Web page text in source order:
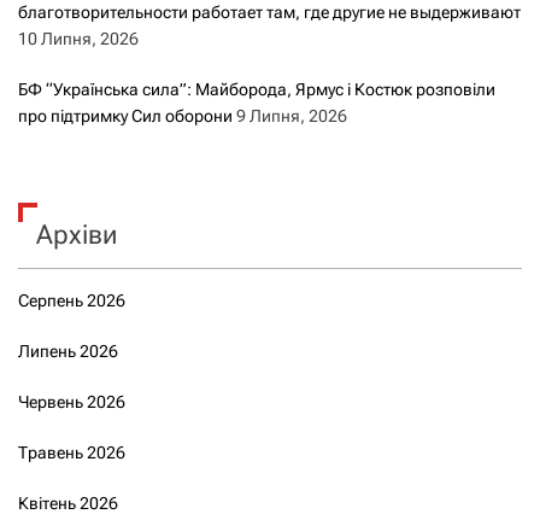
благотворительности работает там, где другие не выдерживают
10 Липня, 2026
БФ “Українська сила”: Майборода, Ярмус і Костюк розповіли
про підтримку Сил оборони 9 Липня, 2026
Архіви
Серпень 2026
Липень 2026
Червень 2026
Травень 2026
Квітень 2026